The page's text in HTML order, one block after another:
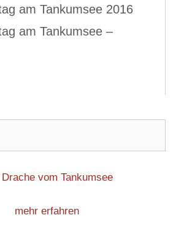
am Tankumsee 2016
am Tankumsee –
mehr erfahren